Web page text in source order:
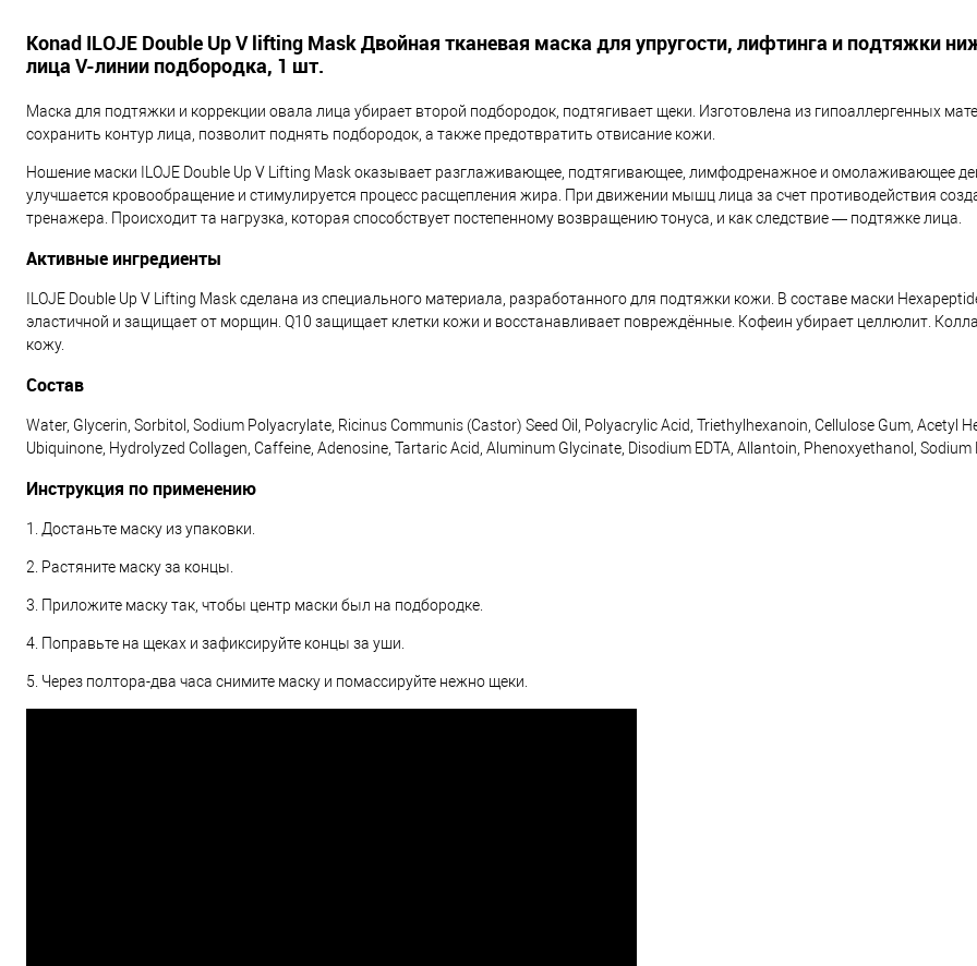
Konad ILOJE Double Up V lifting Mask Двойная тканевая маска для упругости, лифтинга и подтяжки
лица V-линии подбородка, 1 шт.
Маска для подтяжки и коррекции овала лица убирает второй подбородок, подтягивает щеки. Изготовлена из гипоаллергенных
сохранить контур лица, позволит поднять подбородок, а также предотвратить отвисание кожи.
Ношение маски ILOJE Double Up V Lifting Mask оказывает разглаживающее, подтягивающее, лимфодренажное и омолаживающее
улучшается кровообращение и стимулируется процесс расщепления жира. При движении мышц лица за счет противодействия
тренажера. Происходит та нагрузка, которая способствует постепенному возвращению тонуса, и как следствие — подтяжке лица.
Активные ингредиенты
ILOJE Double Up V Lifting Mask сделана из специального материала, разработанного для подтяжки кожи. В составе маски
эластичной и защищает от морщин. Q10 защищает клетки кожи и восстанавливает повреждённые. Кофеин убирает целлюлит.
кожу.
Состав
Water, Glycerin, Sorbitol, Sodium Polyacrylate, Ricinus Communis (Castor) Seed Oil, Polyacrylic Acid, Triethylhexanoin, Cellulose Gum, Acetyl
Ubiquinone, Hydrolyzed Collagen, Caffeine, Adenosine, Tartaric Acid, Aluminum Glycinate, Disodium EDTA, Allantoin, Phenoxyethanol,
Инструкция по применению
1. Достаньте маску из упаковки.
2. Растяните маску за концы.
3. Приложите маску так, чтобы центр маски был на подбородке.
4. Поправьте на щеках и зафиксируйте концы за уши.
5. Через полтора-два часа снимите маску и помассируйте нежно щеки.